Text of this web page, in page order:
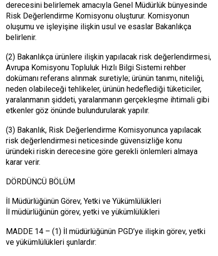
derecesini belirlemek amacıyla Genel Müdürlük bünyesinde
Risk Değerlendirme Komisyonu oluşturur. Komisyonun
oluşumu ve işleyişine ilişkin usul ve esaslar Bakanlıkça
belirlenir.
(2) Bakanlıkça ürünlere ilişkin yapılacak risk değerlendirmesi,
Avrupa Komisyonu Topluluk Hızlı Bilgi Sistemi rehber
dokümanı referans alınmak suretiyle; ürünün tanımı, niteliği,
neden olabileceği tehlikeler, ürünün hedeflediği tüketiciler,
yaralanmanın şiddeti, yaralanmanın gerçekleşme ihtimali gibi
etkenler göz önünde bulundurularak yapılır.
(3) Bakanlık, Risk Değerlendirme Komisyonunca yapılacak
risk değerlendirmesi neticesinde güvensizliğe konu
üründeki riskin derecesine göre gerekli önlemleri almaya
karar verir.
DÖRDÜNCÜ BÖLÜM
İl Müdürlüğünün Görev, Yetki ve Yükümlülükleri
İl müdürlüğünün görev, yetki ve yükümlülükleri
MADDE 14 – (1) İl müdürlüğünün PGD’ye ilişkin görev, yetki
ve yükümlülükleri şunlardır: